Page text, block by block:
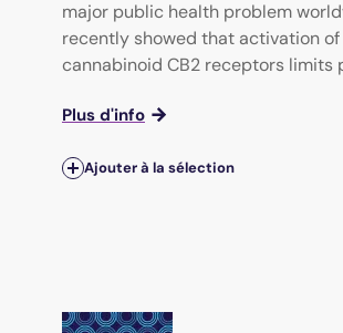
major public health problem
recently showed that activation
cannabinoid CB2 receptors limits
Plus d'info
Ajouter à la sélection